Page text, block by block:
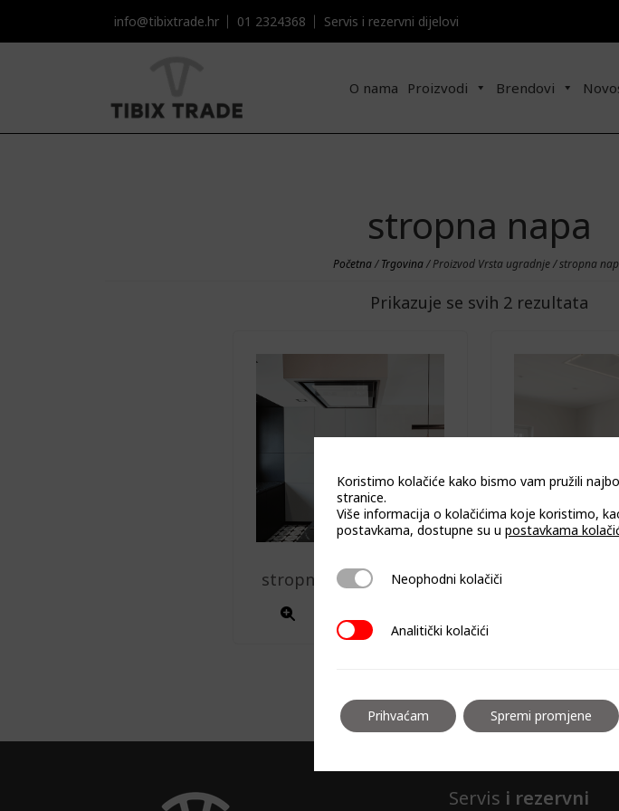
info@tibixtrade.hr 01 2324368 Servis i rezervni dijelovi​​
O nama Proizvodi Brendovi
stropna napa
Početna/Trgovina/ Proizvod Vrsta ugradnje / stropna
Prikazuje se svih 2 rezultata
stropna napa CDS9001
Servis i rezervni
Koristimo kolačiće kako bismo vam pružili
stranice.
Više informacija o kolačićima koje koristimo,
postavkama, dostupne su u postavkama
Neophodni kolačiči
Neophodni kolačiči
Analitički kolačići
Analitički kolačići
Prihvaćam Spremi promjene